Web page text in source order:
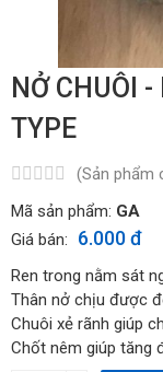
NỞ CHUÔI
TYPE
(Sản phẩm
Mã sản phẩm: GA
Giá bán:
6.000 đ
Ren trong nằm sát
Thân nở chịu được
Chuôi xẻ rãnh giúp
Chốt nêm giúp tăng